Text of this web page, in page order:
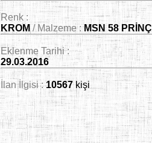
Renk :
KROM / Malzeme :MSN 58 PRİNÇ
Eklenme Tarihi :
29.03.2016
İlan İlgisi :10567kişi